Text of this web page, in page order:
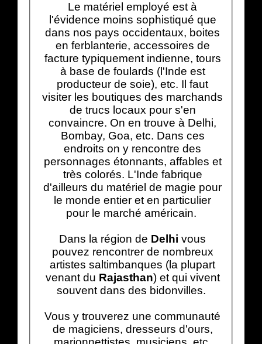
Le matériel employé est à
l'évidence moins sophistiqué que
dans nos pays occidentaux, boites
en ferblanterie, accessoires de
facture typiquement indienne, tours
à base de foulards (l'Inde est
producteur de soie), etc. Il faut
visiter les boutiques des marchands
de trucs locaux pour s'en
convaincre. On en trouve à Delhi,
Bombay, Goa, etc. Dans ces
endroits on y rencontre des
personnages étonnants, affables et
très colorés. L'Inde fabrique
d'ailleurs du matériel de magie pour
le monde entier et en particulier
pour le marché américain.
Dans la région de Delhi vous
pouvez rencontrer de nombreux
artistes saltimbanques (la plupart
venant du Rajasthan) et qui vivent
souvent dans des bidonvilles.
Vous y trouverez une communauté
de magiciens, dresseurs d'ours,